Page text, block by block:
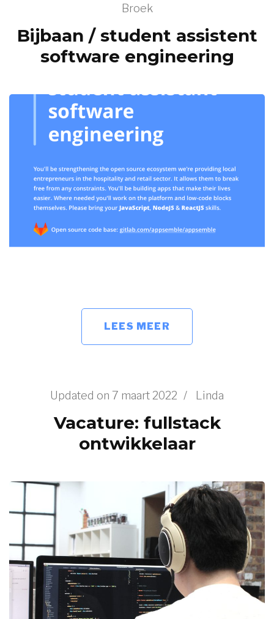
Broek
Bijbaan / student assistent
software engineering
LEES MEER
Updated on 7 maart 2022 / Linda
Vacature: fullstack
ontwikkelaar